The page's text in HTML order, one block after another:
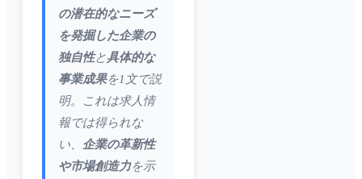
の潜在的なニーズ
を発掘した企業の
独自性と具体的な
事業成果を1文で説
明。これは求人情
報では得られな
い、 企業の革新性
や市場創造力を示